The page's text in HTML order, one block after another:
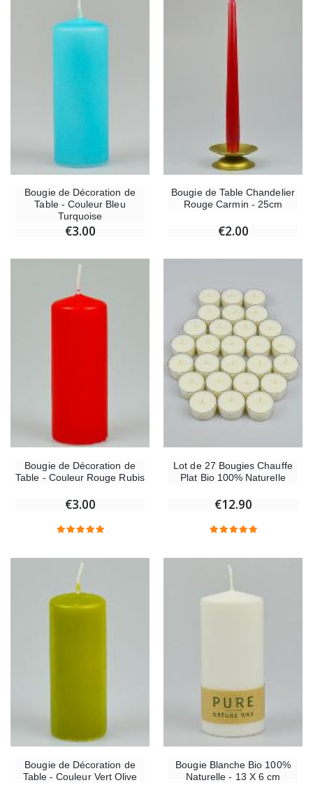
Bougie de Décoration de
Table - Couleur Bleu
Turquoise
€3.00
Bougie de Table Chandelier
Rouge Carmin - 25cm
€2.00
Bougie de Décoration de
Table - Couleur Rouge Rubis
€3.00
Lot de 27 Bougies Chauffe
Plat Bio 100% Naturelle
€12.90
Bougie de Décoration de
Table - Couleur Vert Olive
Bougie Blanche Bio 100%
Naturelle - 13 X 6 cm